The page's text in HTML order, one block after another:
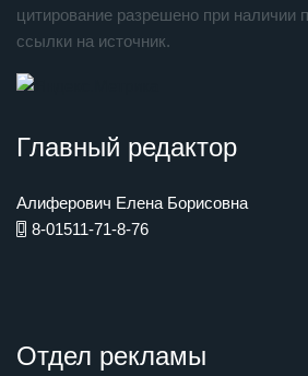
цитирование разрешено при наличии
ссылки на источник.
Главный редактор
Алиферович Елена Борисовна
8-01511-71-8-76
Отдел рекламы